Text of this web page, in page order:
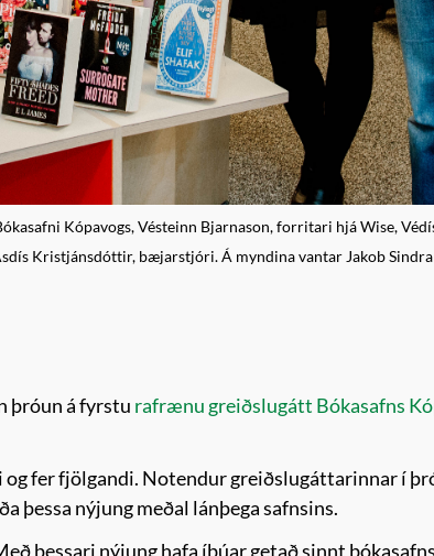
Kópavogs, Vésteinn Bjarnason, forritari hjá Wise,
Kristjánsdóttir, bæjarstjóri. Á myndina vantar Jakob
þróun á fyrstu rafrænu greiðslugátt Bókasafns
fer fjölgandi. Notendur greiðslugáttarinnar í
þessa nýjung meðal lánþega safnsins.
þessari nýjung hafa íbúar getað sinnt